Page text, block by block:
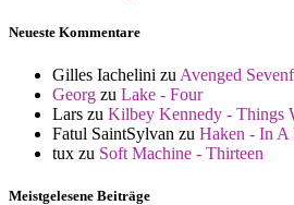
Neueste Kommentare
Gilles Iachelini zu Avenged
Georg zu Lake - Four
Lars zu Kilbey Kennedy - Things
Fatul SaintSylvan zu Haken - In A
tux zu Soft Machine - Thirteen
Meistgelesene Beiträge